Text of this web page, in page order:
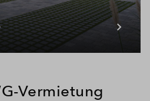
Vermietung